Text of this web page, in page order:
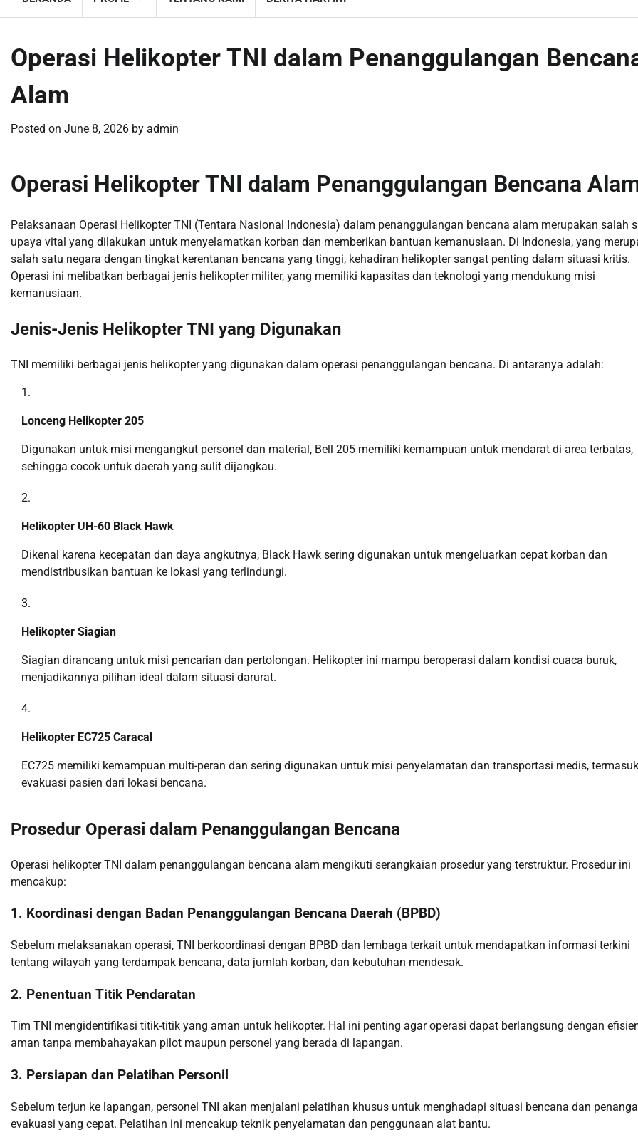
Operasi Helikopter TNI dalam Penanggulangan
Alam
Posted on June 8, 2026 by admin
Operasi Helikopter TNI dalam Penanggulangan Bencana
Pelaksanaan Operasi Helikopter TNI (Tentara Nasional Indonesia) dalam penanggulangan bencana alam merupakan salah
upaya vital yang dilakukan untuk menyelamatkan korban dan memberikan bantuan kemanusiaan. Di Indonesia, yang
salah satu negara dengan tingkat kerentanan bencana yang tinggi, kehadiran helikopter sangat penting dalam situasi kritis.
Operasi ini melibatkan berbagai jenis helikopter militer, yang memiliki kapasitas dan teknologi yang mendukung misi
kemanusiaan.
Jenis-Jenis Helikopter TNI yang Digunakan
TNI memiliki berbagai jenis helikopter yang digunakan dalam operasi penanggulangan bencana. Di antaranya adalah:
Lonceng Helikopter 205
Digunakan untuk misi mengangkut personel dan material, Bell 205 memiliki kemampuan untuk mendarat di area terbatas,
sehingga cocok untuk daerah yang sulit dijangkau.
Helikopter UH-60 Black Hawk
Dikenal karena kecepatan dan daya angkutnya, Black Hawk sering digunakan untuk mengeluarkan cepat korban dan
mendistribusikan bantuan ke lokasi yang terlindungi.
Helikopter Siagian
Siagian dirancang untuk misi pencarian dan pertolongan. Helikopter ini mampu beroperasi dalam kondisi cuaca buruk,
menjadikannya pilihan ideal dalam situasi darurat.
Helikopter EC725 Caracal
EC725 memiliki kemampuan multi-peran dan sering digunakan untuk misi penyelamatan dan transportasi medis, termasuk
evakuasi pasien dari lokasi bencana.
Prosedur Operasi dalam Penanggulangan Bencana
Operasi helikopter TNI dalam penanggulangan bencana alam mengikuti serangkaian prosedur yang terstruktur. Prosedur ini
mencakup:
1. Koordinasi dengan Badan Penanggulangan Bencana Daerah (BPBD)
Sebelum melaksanakan operasi, TNI berkoordinasi dengan BPBD dan lembaga terkait untuk mendapatkan informasi terkini
tentang wilayah yang terdampak bencana, data jumlah korban, dan kebutuhan mendesak.
2. Penentuan Titik Pendaratan
Tim TNI mengidentifikasi titik-titik yang aman untuk helikopter. Hal ini penting agar operasi dapat berlangsung dengan
aman tanpa membahayakan pilot maupun personel yang berada di lapangan.
3. Persiapan dan Pelatihan Personil
Sebelum terjun ke lapangan, personel TNI akan menjalani pelatihan khusus untuk menghadapi situasi bencana dan
evakuasi yang cepat. Pelatihan ini mencakup teknik penyelamatan dan penggunaan alat bantu.